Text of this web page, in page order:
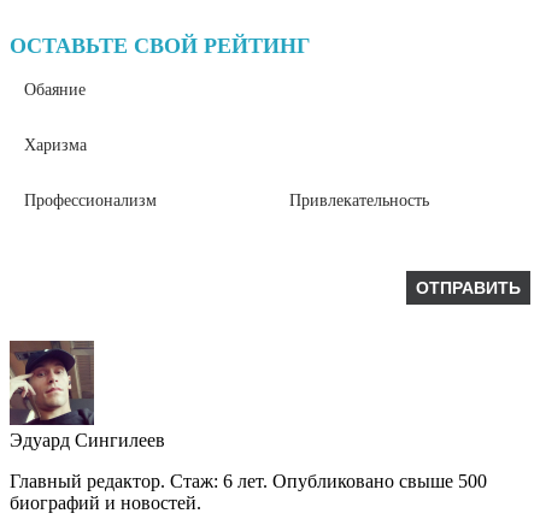
ОСТАВЬТЕ СВОЙ РЕЙТИНГ
Обаяние
Харизма
Профессионализм Привлекательность
Эдуард Сингилеев
Главный редактор. Стаж: 6 лет. Опубликовано свыше 500
биографий и новостей.